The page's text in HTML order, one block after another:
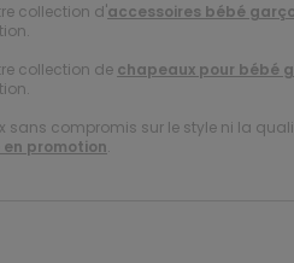
collection d'accessoires bébé
collection de chapeaux pour bébé
sans compromis sur le style ni la
promotion.